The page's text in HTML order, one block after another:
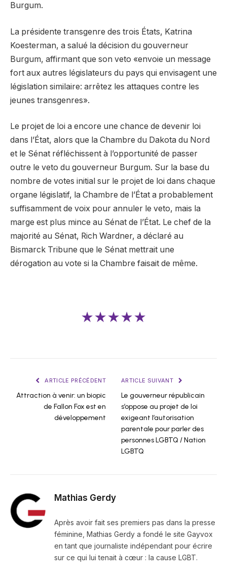
Burgum.
La présidente transgenre des trois États, Katrina
Koesterman, a salué la décision du gouverneur
Burgum, affirmant que son veto «envoie un message
fort aux autres législateurs du pays qui envisagent une
législation similaire: arrêtez les attaques contre les
jeunes transgenres».
Le projet de loi a encore une chance de devenir loi
dans l’État, alors que la Chambre du Dakota du Nord
et le Sénat réfléchissent à l’opportunité de passer
outre le veto du gouverneur Burgum. Sur la base du
nombre de votes initial sur le projet de loi dans chaque
organe législatif, la Chambre de l’État a probablement
suffisamment de voix pour annuler le veto, mais la
marge est plus mince au Sénat de l’État. Le chef de la
majorité au Sénat, Rich Wardner, a déclaré au
Bismarck Tribune que le Sénat mettrait une
dérogation au vote si la Chambre faisait de même.
★★★★★
ARTICLE PRÉCÉDENT
Attraction à venir: un biopic
de Fallon Fox est en
développement
ARTICLE SUIVANT
Le gouverneur républicain
s’oppose au projet de loi
exigeant l’autorisation
parentale pour parler des
personnes LGBTQ / Nation
LGBTQ
Mathias Gerdy
Après avoir fait ses premiers pas dans la presse
féminine, Mathias Gerdy a fondé le site Gayvox
en tant que journaliste indépendant pour écrire
sur ce qui lui tenait à cœur : la cause LGBT.